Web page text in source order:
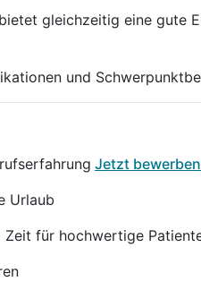
gleichzeitig eine gute
und
Jetzt
Urlaub
für hochwertige